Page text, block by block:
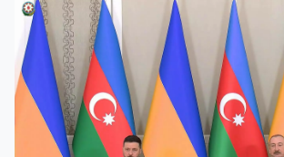
備，特朗普等人在特工掩護下離場。聯邦
人向特勤人員開槍，企圖闖入保安區域，
特朗普發文稱他跟第一夫人、內閣成員等
有其他傷亡報告。